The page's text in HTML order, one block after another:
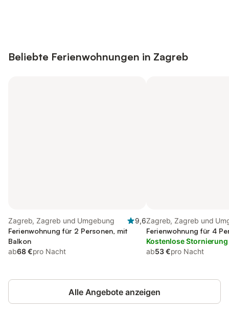
Beliebte Ferienwohnungen in Zagreb
Zagreb, Zagreb und Umgebung
9,6
Ferienwohnung für 2 Personen, mit
Balkon
ab68 €pro Nacht
Zagreb, Zagreb und
Ferienwohnung für 4
Kostenlose Stornierung
ab53 €pro Nacht
Alle Angebote anzeigen